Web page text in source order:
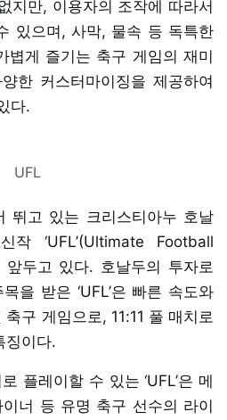
지만, 이용자의 조작에 따라서
있으며, 사막, 물속 등 독특한
볍게 즐기는 축구 게임의 재미
한 커스터마이징을 제공하여
다.
UFL
뛰고 있는 크리스티아누 호날
작 ‘UFL’(Ultimate Football
두고 있다. 호날두의 투자로
을 받은 ‘UFL’은 빠른 속도와
구 게임으로, 11:11 풀 매치로
징이다.
플레이할 수 있는 ‘UFL’은 메
너 등 유명 축구 선수의 라이